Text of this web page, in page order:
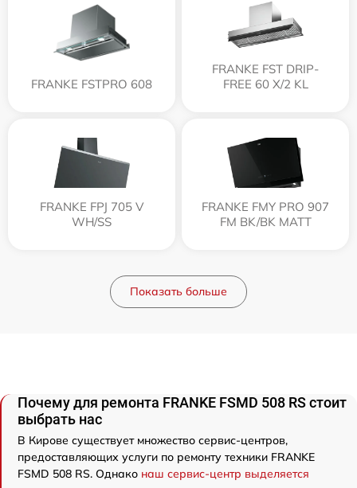
FRANKE FSTPRO 608
FRANKE FST DRIP-
FREE 60 X/2 KL
FRANKE FPJ 705 V
WH/SS
FRANKE FMY PRO 907
FM BK/BK MATT
Показать больше
Почему для ремонта FRANKE FSMD 508 RS стоит
выбрать нас
В Кирове существует множество сервис-центров,
предоставляющих услуги по ремонту техники FRANKE
FSMD 508 RS. Однако наш сервис-центр выделяется